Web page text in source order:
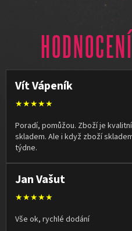
Vít Vápeník
★★★★★
Poradí, pomůžou. Zboží je
skladem. Ale i když zboží
týdne.
Jan Vašut
★★★★★
Vše ok, rychlé dodání